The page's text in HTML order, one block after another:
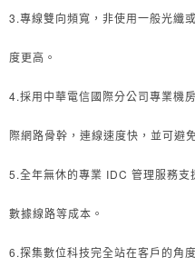
3.專線雙向頻寬，非使用一般光纖或
度更高。
4.採用中華電信國際分公司專業機房
際網路骨幹，連線速度快，並可避
5.全年無休的專業 IDC 管理服務支
數據線路等成本。
6.探集數位科技完全站在客戶的角